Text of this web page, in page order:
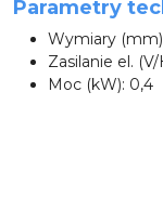
Parametry
Wymiary
Zasilanie el.
Moc (kW): 0,4